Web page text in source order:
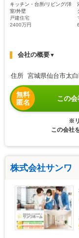
キッチン・台所/リビング/洋
室/外壁
戸建住宅
2400万円
会社の概要▼
住所 宮城県仙台市太
無料
匿名
この
※
この会社
株式会社サンワ